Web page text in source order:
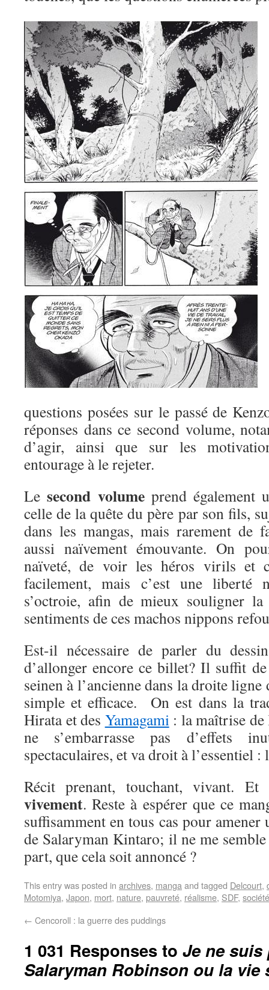
questions posées sur le passé de
réponses dans ce second volume,
d’agir, ainsi que sur les
entourage à le rejeter.
Lesecond volumeprend également
celle de la quête du père par son fils,
dans les mangas, mais rarement de
aussi naïvement émouvante. On
naïveté, de voir les héros virils et
facilement, mais c’est une liberté
s’octroie, afin de mieux souligner la
sentiments de ces machos nippons
Est-il nécessaire de parler du
d’allonger encore ce billet? Il suffit
seinen à l’ancienne dans la droite
simple et efficace. On est dans la
Hirata et des Yamagami: la maîtrise de
ne s’embarrasse pas d’effets
spectaculaires, et va droit à l’essentiel :
Récit prenant, touchant, vivant.
vivement. Reste à espérer que ce
suffisamment en tous cas pour
de Salaryman Kintaro; il ne me
part, que cela soit annoncé ?
This entry was posted in archives, manga and tagged Delcourt,
Motomiya, Japon, mort, nature, pauvreté, réalisme, SDF, société
← Cencoroll : la guerre des puddings
1 031 Responses to Je ne suis
Salaryman Robinson ou la vie